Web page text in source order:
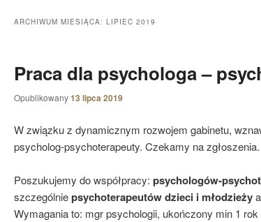
ARCHIWUM MIESIĄCA: LIPIEC 2019
Praca dla psychologa –
Opublikowany13 lipca 2019
W związku z dynamicznym rozwojem gabinetu,
psycholog-psychoterapeuty. Czekamy na zgłoszenia.
Poszukujemy do współpracy: psychologów-
szczególniepsychoterapeutów dzieci i młodzieży
Wymagania to: mgr psychologii, ukończony min 1